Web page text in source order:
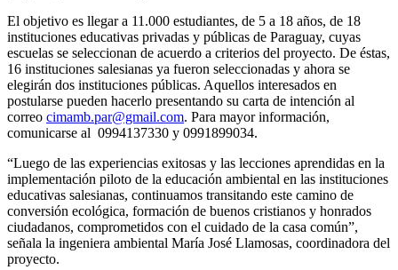
El objetivo es llegar a 11.000 estudiantes, de 5 a 18 años, de 18
instituciones educativas privadas y públicas de Paraguay, cuyas
escuelas se seleccionan de acuerdo a criterios del proyecto. De éstas,
16 instituciones salesianas ya fueron seleccionadas y ahora se
elegirán dos instituciones públicas. Aquellos interesados en
postularse pueden hacerlo presentando su carta de intención al
correo cimamb.par@gmail.com. Para mayor información,
comunicarse al 0994137330 y 0991899034.
“Luego de las experiencias exitosas y las lecciones aprendidas en la
implementación piloto de la educación ambiental en las instituciones
educativas salesianas, continuamos transitando este camino de
conversión ecológica, formación de buenos cristianos y honrados
ciudadanos, comprometidos con el cuidado de la casa común”,
señala la ingeniera ambiental María José Llamosas, coordinadora del
proyecto.